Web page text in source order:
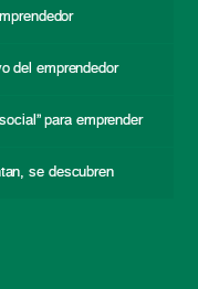
del emprendedor
para emprender
se descubren